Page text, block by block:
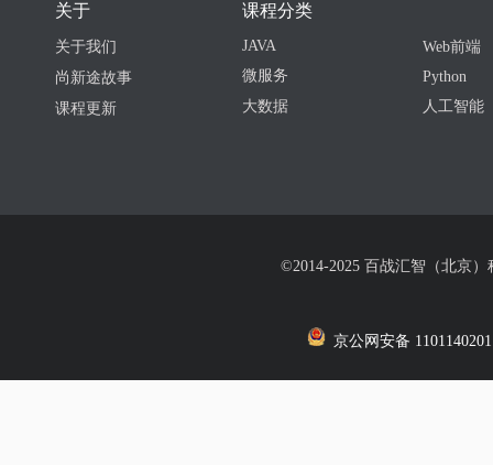
关于
关于我们
尚新途故事
课程更新
课程分类
JAVA
微服务
大数据
Web前端
Python
人工智能
©2014-2025 百战汇智（北京
京公网安备